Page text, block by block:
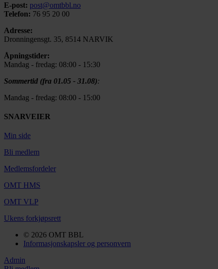
E-post: post@omtbbl.no
Telefon: 76 95 20 00
Adresse:
Dronningensgt. 35, 8514 NARVIK
Åpningstider:
Mandag - fredag: 08:00 - 15:30
Sommertid (fra 01.05 - 31.08):
Mandag - fredag: 08:00 - 15:00
SNARVEIER
Min side
Bli medlem
Medlemsfordeler
OMT HMS
OMT VLP
Ukens forkjøpsrett
© 2026 OMT BBL
Informasjonskapsler og personvern
Admin